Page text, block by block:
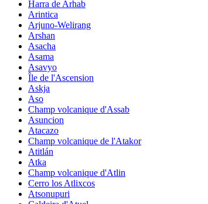
Harra de Arhab
Arintica
Arjuno-Welirang
Arshan
Asacha
Asama
Asavyo
Île de l'Ascension
Askja
Aso
Champ volcanique d'Assab
Asuncion
Atacazo
Champ volcanique de l'Atakor
Atitlán
Atka
Champ volcanique d'Atlin
Cerro los Atlixcos
Atsonupuri